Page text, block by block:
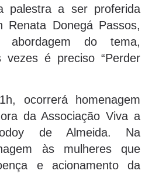
palestra a ser proferida
Renata Donegá Passos,
do tema,
vezes é preciso “Perder
ocorrerá homenagem
da Associação Viva a
de Almeida. Na
às mulheres que
e acionamento da